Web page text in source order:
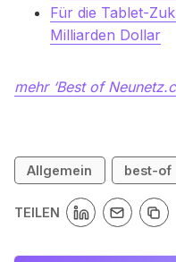
Für die Tablet-
Milliarden Dollar
mehr ‘Best of
Allgemein best-of
TEILEN